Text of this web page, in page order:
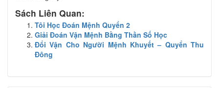
Sách Liên Quan:
Tôi Học Đoán Mệnh Quyển 2
Giải Đoán Vận Mệnh Bằng Thần Số Học
Đổi Vận Cho Người Mệnh Khuyết – Quyển Thu
Đông